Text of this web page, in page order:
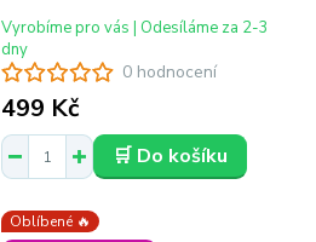
0 hodnocení
499 Kč
Vyrobíme pro vás | Odesíláme za 2-3
dny
🛒 Do košíku
Oblíbené 🔥